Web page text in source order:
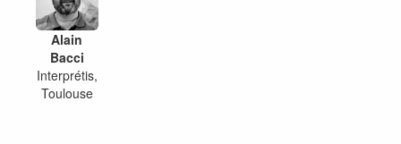
Alain
Bacci
Interprétis,
Toulouse